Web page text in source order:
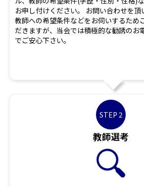
お申し付けください。 お問い合わせを
教師への希望条件などをお伺いするため
だきますが、当会では積極的な勧誘のお
でご安心下さい。
STEP 2
教師選考